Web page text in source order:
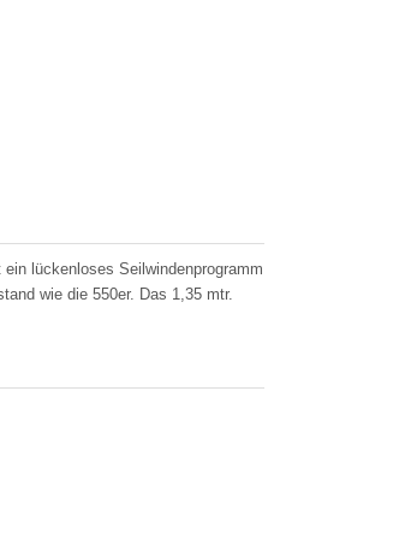
lückenloses Seilwindenprogramm
wie die 550er. Das 1,35 mtr.